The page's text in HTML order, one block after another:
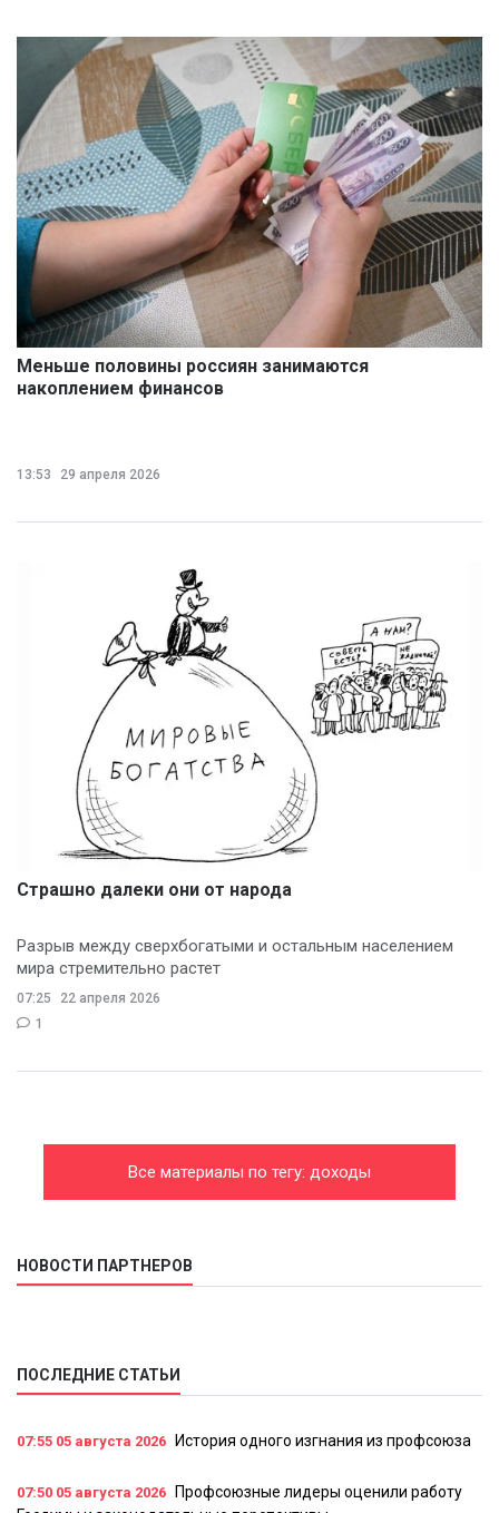
Меньше половины россиян занимаются
накоплением финансов
13:53 29 апреля 2026
Страшно далеки они от народа
Разрыв между сверхбогатыми и остальным населением
мира стремительно растет
07:25
22 апреля 2026
1
Все материалы по тегу: доходы
НОВОСТИ ПАРТНЕРОВ
ПОСЛЕДНИЕ СТАТЬИ
07:55 05 августа 2026 История одного изгнания из профсоюза
07:50 05 августа 2026
Профсоюзные лидеры оценили работу